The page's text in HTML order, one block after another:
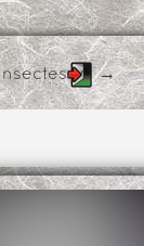
Insectes →